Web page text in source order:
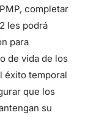
completar
les podrá
para
de vida de los
éxito temporal
que los
su